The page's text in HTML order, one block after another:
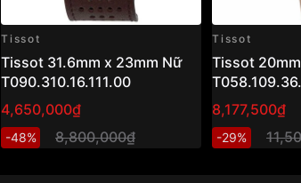
Tissot
Tissot 31.6mm x 23mm Nữ
T090.310.16.111.00
4,650,000₫
-48% 8,800,000₫
Tissot
Tissot
8,177,500₫
-29%